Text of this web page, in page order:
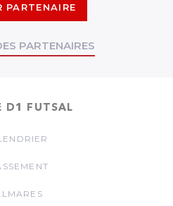
PARTENAIRE
PARTENAIRES
D1 FUTSAL